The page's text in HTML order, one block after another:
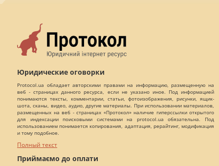
Юридические оговорки
Protocol.ua обладает авторскими правами на информацию, размещенную на
веб - страницах данного ресурса, если не указано иное. Под информацией
понимаются тексты, комментарии, статьи, фотоизображения, рисунки, ящик-
шота, сканы, видео, аудио, другие материалы. При использовании материалов,
размещенных на веб - страницах «Протокол» наличие гиперссылки открытого
для индексации поисковыми системами на protocol.ua обязательна. Под
использованием понимается копирования, адаптация, рерайтинг, модификация
и тому подобное.
Полный текст
Приймаємо до оплати